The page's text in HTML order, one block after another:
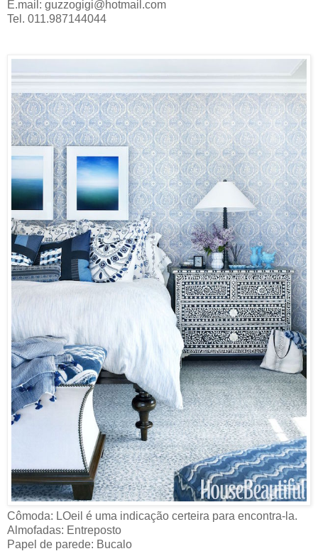
E.mail: guzzogigi@hotmail.com
Tel. 011.987144044
Cômoda: LOeil é uma indicação certeira para encontra-la.
Almofadas: Entreposto
Papel de parede: Bucalo